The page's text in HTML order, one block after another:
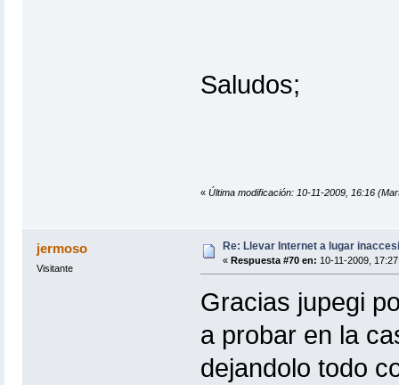
Saludos;
« Última modificación: 10-11-2009, 16:16
jermoso
Visitante
Re: Llevar Internet a lugar
« Respuesta #70 en: 10-11-2009,
Gracias jupegi
a probar en la
dejandolo todo